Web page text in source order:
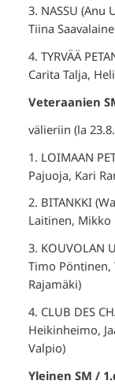
3. NASSU (Anu
Tiina
4. TYRVÄÄ
Carita Talja,
Veteraanien
välieriin (la
1. LOIMAAN
Pajuoja, Kari
2. BITANKKI
Laitinen, Mikko
3. KOUVOLAN
Timo Pöntinen,
Rajamäki)
4. CLUB DES
Heikinheimo,
Valpio)
Yleinen SM /